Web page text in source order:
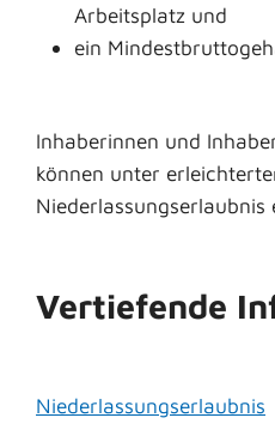
Arbeitsplatz und
ein
Inhaberinnen und
können unter
Niederlassungserlaubnis
Vertiefende
Niederlassungserlaubnis